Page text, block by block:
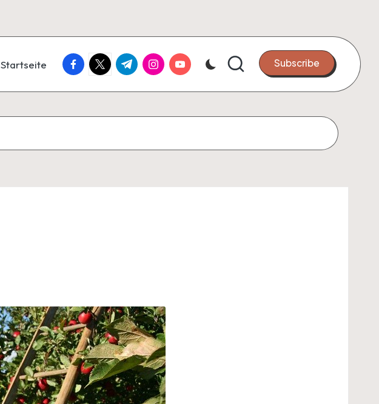
Startseite facebook.com
twitter.com
t.me instagram.com
youtube.com Subscribe